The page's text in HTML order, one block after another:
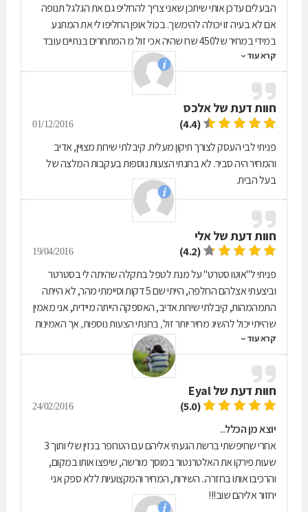
הבעלים עדכן אותי שיתכן שאני צריך להחליפ גם את הגלגל תנופה
אם לא בעיה זו יכולה להימשך. בכול אופן החליפו לי את המתנע
במידי במחיר של450 שח שהיה אכי זול מ המתחרים בנתיים עובד
מצויין
קרא עוד
חוות דעת שלאלכס
(4.4)
01/12/2016
פניתי לבי העסק לצורך תיקון מעלית. קיבלתי שירות מצויין, אדיב
והמחיר היה סביר. לא בחנתי הצעות נוספות בעקבות המלצה של
בעל הבית.
חוות דעת שלאלי
(4.2)
19/04/2016
פניתי ל"אוטו סטרט" על מנת לטפל בתקלה שהיתה לי בסטרטר
וביצעתי אצלהם החלפה, הייתי שם 5 דקות וסיימתי מהר, לא הייתה
התמהמהות, קיבלתי שירות אדיב, האספקה הייתה מיידית, אני מאמין
שהייתי יכול להשיג מחיר יותר זול, בחנתי הצעות נוספות, אך האמינות
של המקום והאחריות על המוצרים היא זו שגרמה לי לבחור בהם.
קרא עוד
חוות דעת שלEyal
(5.0)
24/02/2016
יוצא מן הכלל..
אחרי שחיפשתי ברשת הגעתי אליהם עם הטרופר בנזין שלי ותוך 3
שעות פירקו את האלטרנטור במוסך מורשה, שיפצו אותו במקום,
והרכיבו אותו בחזרה.. השירות, המחיר והמקצועיות ללא ספק אני
יחזור אליהם שוב!!!